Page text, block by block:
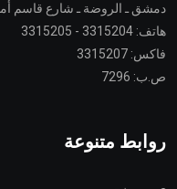
دمشق ـ الروضة ـ شارع قاسم أمين
هاتف: 3315204 - 3315205
فاكس: 3315207
ص.ب: 7296
روابط متنوعة